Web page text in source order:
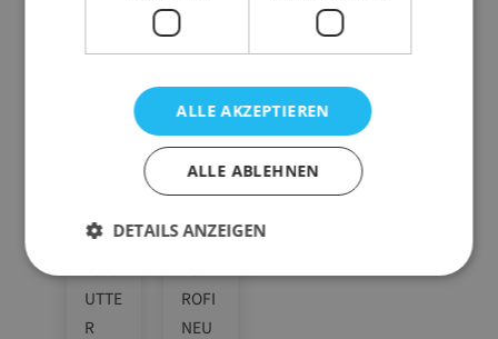
10.C
UTTE
R
10.P
ROFI
NEU
ALLE AKZEPTIEREN
ALLE ABLEHNEN
DETAILS ANZEIGEN